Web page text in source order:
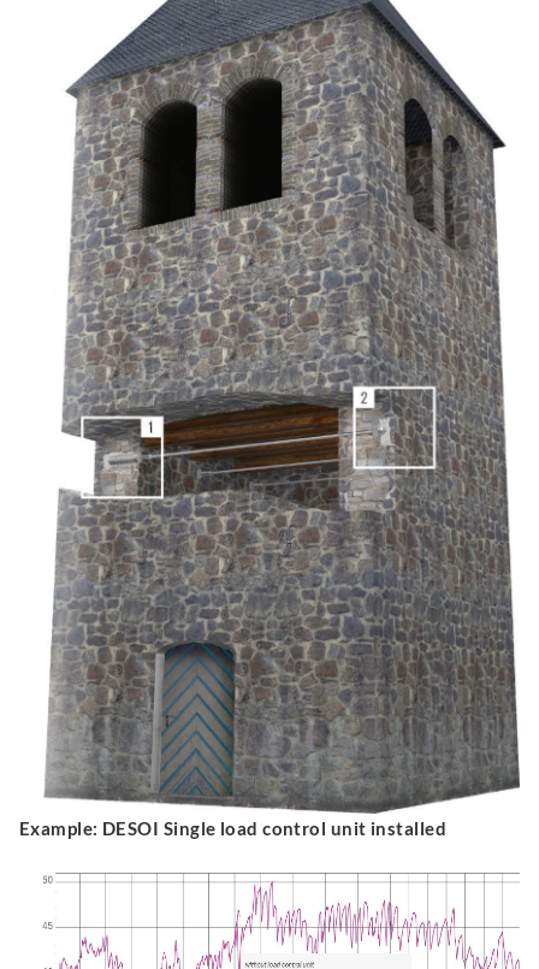
Example: DESOI Single load control unit installed